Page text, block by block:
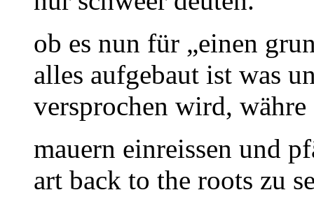
ob es nun für „einen
alles aufgebaut ist was
versprochen wird, währe
mauern einreissen und
art back to the roots zu